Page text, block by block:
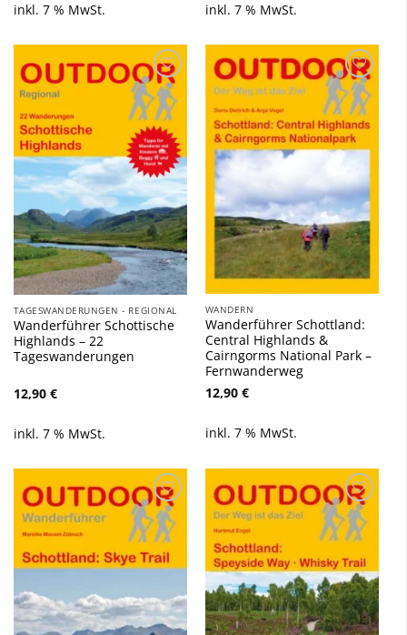
inkl. 7 % MwSt. inkl. 7 % MwSt.
Zu
Wunschliste
hinzufügen
TAGESWANDERUNGEN - REGIONAL
Wanderführer Schottische
Highlands – 22
Tageswanderungen
12,90 €
inkl. 7 % MwSt.
Zu
Wunschliste
hinzufügen
WANDERN
Wanderführer Schottland:
Central Highlands &
Cairngorms National Park –
Fernwanderweg
12,90 €
inkl. 7 % MwSt.
Zu
Wunschliste
hinzufügen
Zu
Wunschliste
hinzufügen